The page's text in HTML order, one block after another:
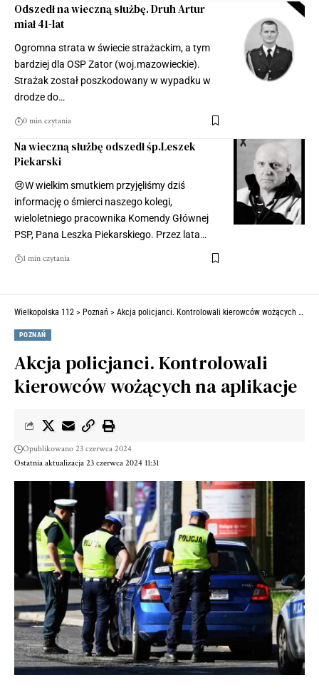
Odszedł na wieczną służbę. Druh Artur
miał 41-lat
Ogromna strata w świecie strażackim, a tym
bardziej dla OSP Zator (woj.mazowieckie).
Strażak został poszkodowany w wypadku w
drodze do…
0 min czytania
Na wieczną służbę odszedł śp.Leszek
Piekarski
😢W wielkim smutkiem przyjęliśmy dziś
informację o śmierci naszego kolegi,
wieloletniego pracownika Komendy Głównej
PSP, Pana Leszka Piekarskiego. Przez lata…
1 min czytania
Wielkopolska 112 > Poznań > Akcja policjanci. Kontrolowali kierowców wożących na aplikacje
POZNAŃ
Akcja policjanci. Kontrolowali
kierowców wożących na aplikacje
Ostatnia aktualizacja 23 czerwca 2024 11:31
Opublikowano 23 czerwca 2024